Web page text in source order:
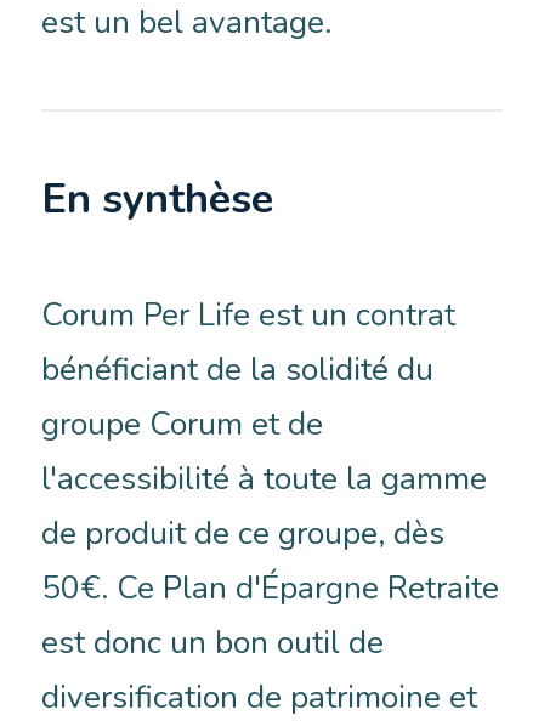
est un bel avantage.
En synthèse
Corum Per Life est un contrat
bénéficiant de la solidité du
groupe Corum et de
l'accessibilité à toute la gamme
de produit de ce groupe, dès
50€. Ce Plan d'Épargne Retraite
est donc un bon outil de
diversification de patrimoine et